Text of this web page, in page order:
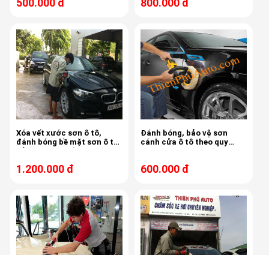
500.000 đ 800.000 đ
Xóa vết xước sơn ô tô,
đánh bóng bề mặt sơn ô tô,
1.200.000 đ
Đánh bóng, bảo vệ sơn
cánh cửa ô tô theo quy
600.000 đ